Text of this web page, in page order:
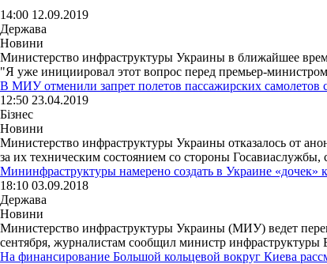
14:00 12.09.2019
Держава
Новини
Министерство инфраструктуры Украины в ближайшее
"Я уже инициировал этот вопрос перед премьер-
В МИУ отменили запрет полетов пассажирских самолетов
12:50 23.04.2019
Бізнес
Новини
Министерство инфраструктуры Украины отказалось от
за их техническим состоянием со стороны
Мининфраструктуры намерено создать в Украине «дочек»
18:10 03.09.2018
Держава
Новини
Министерство инфраструктуры Украины (МИУ) ведет
сентября, журналистам сообщил министр
На финансирование Большой кольцевой вокруг Киева